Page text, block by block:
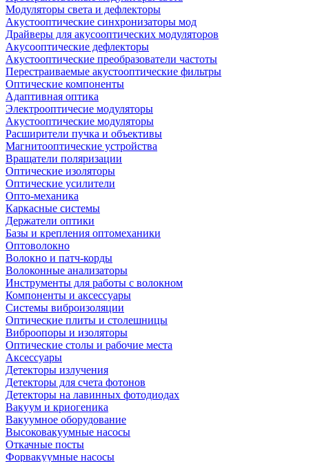
Модуляторы света и дефлекторы
Акустооптические синхронизаторы мод
Драйверы для акусооптических модуляторов
Акусооптические дефлекторы
Акустооптические преобразователи частоты
Перестраиваемые акустооптические фильтры
Оптические компоненты
Адаптивная оптика
Электрооптичесие модуляторы
Акустооптические модуляторы
Расширители пучка и объективы
Магнитооптические устройства
Вращатели поляризации
Оптические изоляторы
Оптические усилители
Опто-механика
Каркасные системы
Держатели оптики
Базы и крепления оптомеханики
Оптоволокно
Волокно и патч-корды
Волоконные анализаторы
Инструменты для работы с волокном
Компоненты и аксессуары
Системы виброизоляции
Оптические плиты и столешницы
Виброопоры и изоляторы
Оптические столы и рабочие места
Аксессуары
Детекторы излучения
Детекторы для счета фотонов
Детекторы на лавинных фотодиодах
Вакуум и криогеника
Вакуумное оборудование
Высоковакуумные насосы
Откачные посты
Форвакуумные насосы